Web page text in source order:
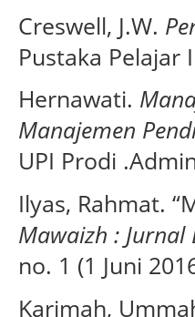
Creswell, J.W.
Pustaka Pelajar
Hernawati.
Manajemen
UPI Prodi
Ilyas, Rahmat.
Mawaizh : Jurnal
no. 1 (1 Juni
Karimah,